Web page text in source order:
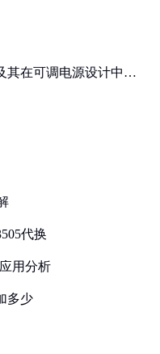
其在可调电源设计中的
代换
用分析
多少